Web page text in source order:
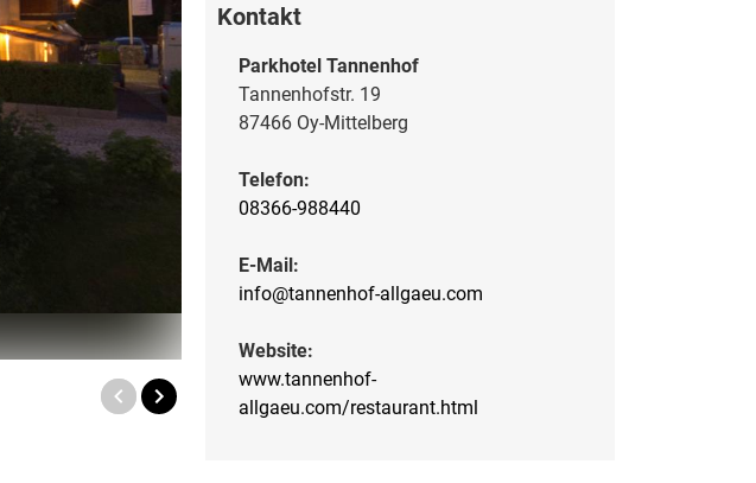
Kontakt
Parkhotel Tannenhof
Tannenhofstr. 19
87466 Oy-Mittelberg
Telefon:
08366-988440
E-Mail:
info@tannenhof-allgaeu.com
Website:
www.tannenhof-
allgaeu.com/restaurant.html